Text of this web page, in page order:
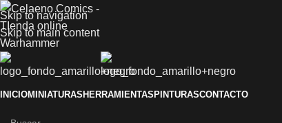
Skip to navigation
Skip to main content
INICIOMINIATURASHERRAMIENTASPINTURASCONTACTO